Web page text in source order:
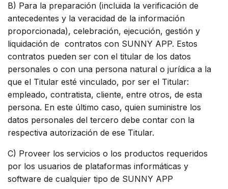
B) Para la preparación (incluida la verificación de
antecedentes y la veracidad de la información
proporcionada), celebración, ejecución, gestión y
liquidación de contratos con SUNNY APP. Estos
contratos pueden ser con el titular de los datos
personales o con una persona natural o jurídica a la
que el Titular esté vinculado, por ser el Titular:
empleado, contratista, cliente, entre otros, de esta
persona. En este último caso, quien suministre los
datos personales del tercero debe contar con la
respectiva autorización de ese Titular.
C) Proveer los servicios o los productos requeridos
por los usuarios de plataformas informáticas y
software de cualquier tipo de SUNNY APP